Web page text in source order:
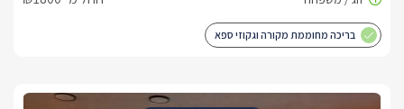
בריכה מחוממת מקורה וגקוזי ספא